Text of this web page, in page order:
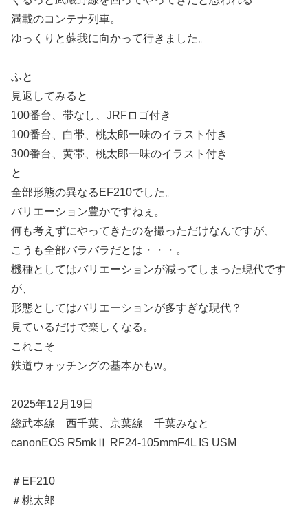
満載のコンテナ列車。
ゆっくりと蘇我に向かって行きました。
ふと
見返してみると
100番台、帯なし、JRFロゴ付き
100番台、白帯、桃太郎一味のイラスト付き
300番台、黄帯、桃太郎一味のイラスト付き
と
全部形態の異なるEF210でした。
バリエーション豊かですねぇ。
何も考えずにやってきたのを撮っただけなんですが、
こうも全部バラバラだとは・・・。
機種としてはバリエーションが減ってしまった現代です
が、
形態としてはバリエーションが多すぎな現代？
見ているだけで楽しくなる。
これこそ
鉄道ウォッチングの基本かもw。
2025年12月19日
総武本線 西千葉、京葉線 千葉みなと
canonEOS R5mkⅡ RF24-105mmF4L IS USM
＃EF210
＃桃太郎